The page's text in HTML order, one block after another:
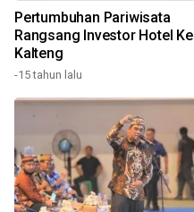
Pertumbuhan Pariwisata
Rangsang Investor Hotel Ke
Kalteng
-15 tahun lalu